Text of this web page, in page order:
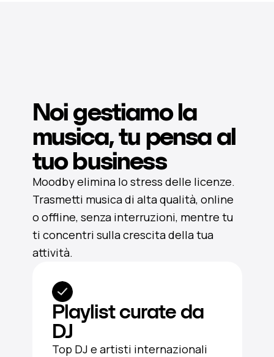
Noi gestiamo la
musica, tu pensa al
tuo business
Moodby elimina lo stress delle licenze.
Trasmetti musica di alta qualità, online
o offline, senza interruzioni, mentre tu
ti concentri sulla crescita della tua
attività.
Playlist curate da
DJ
Top DJ e artisti internazionali